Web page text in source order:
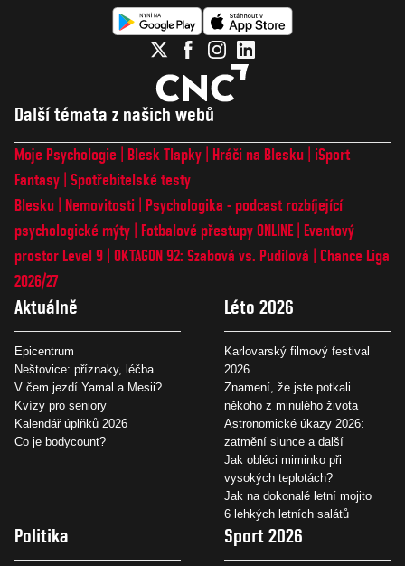
Další témata z našich webů
Moje Psychologie Blesk Tlapky Hráči na Blesku
iSport
Fantasy Spotřebitelské testy
Blesku
Nemovitosti
Psychologika - podcast rozbíjející
psychologické mýty
Fotbalové přestupy ONLINE
Eventový
prostor Level 9 OKTAGON 92: Szabová vs. Pudilová
Chance Liga
2026/27
Aktuálně
Epicentrum
Neštovice: příznaky, léčba
V čem jezdí Yamal a Mesii?
Kvízy pro seniory
Kalendář úplňků 2026
Co je bodycount?
Léto 2026
Karlovarský filmový festival
2026
Znamení, že jste potkali
někoho z minulého života
Astronomické úkazy 2026:
zatmění slunce a další
Jak obléci miminko při
vysokých teplotách?
Jak na dokonalé letní mojito
6 lehkých letních salátů
Politika Sport 2026